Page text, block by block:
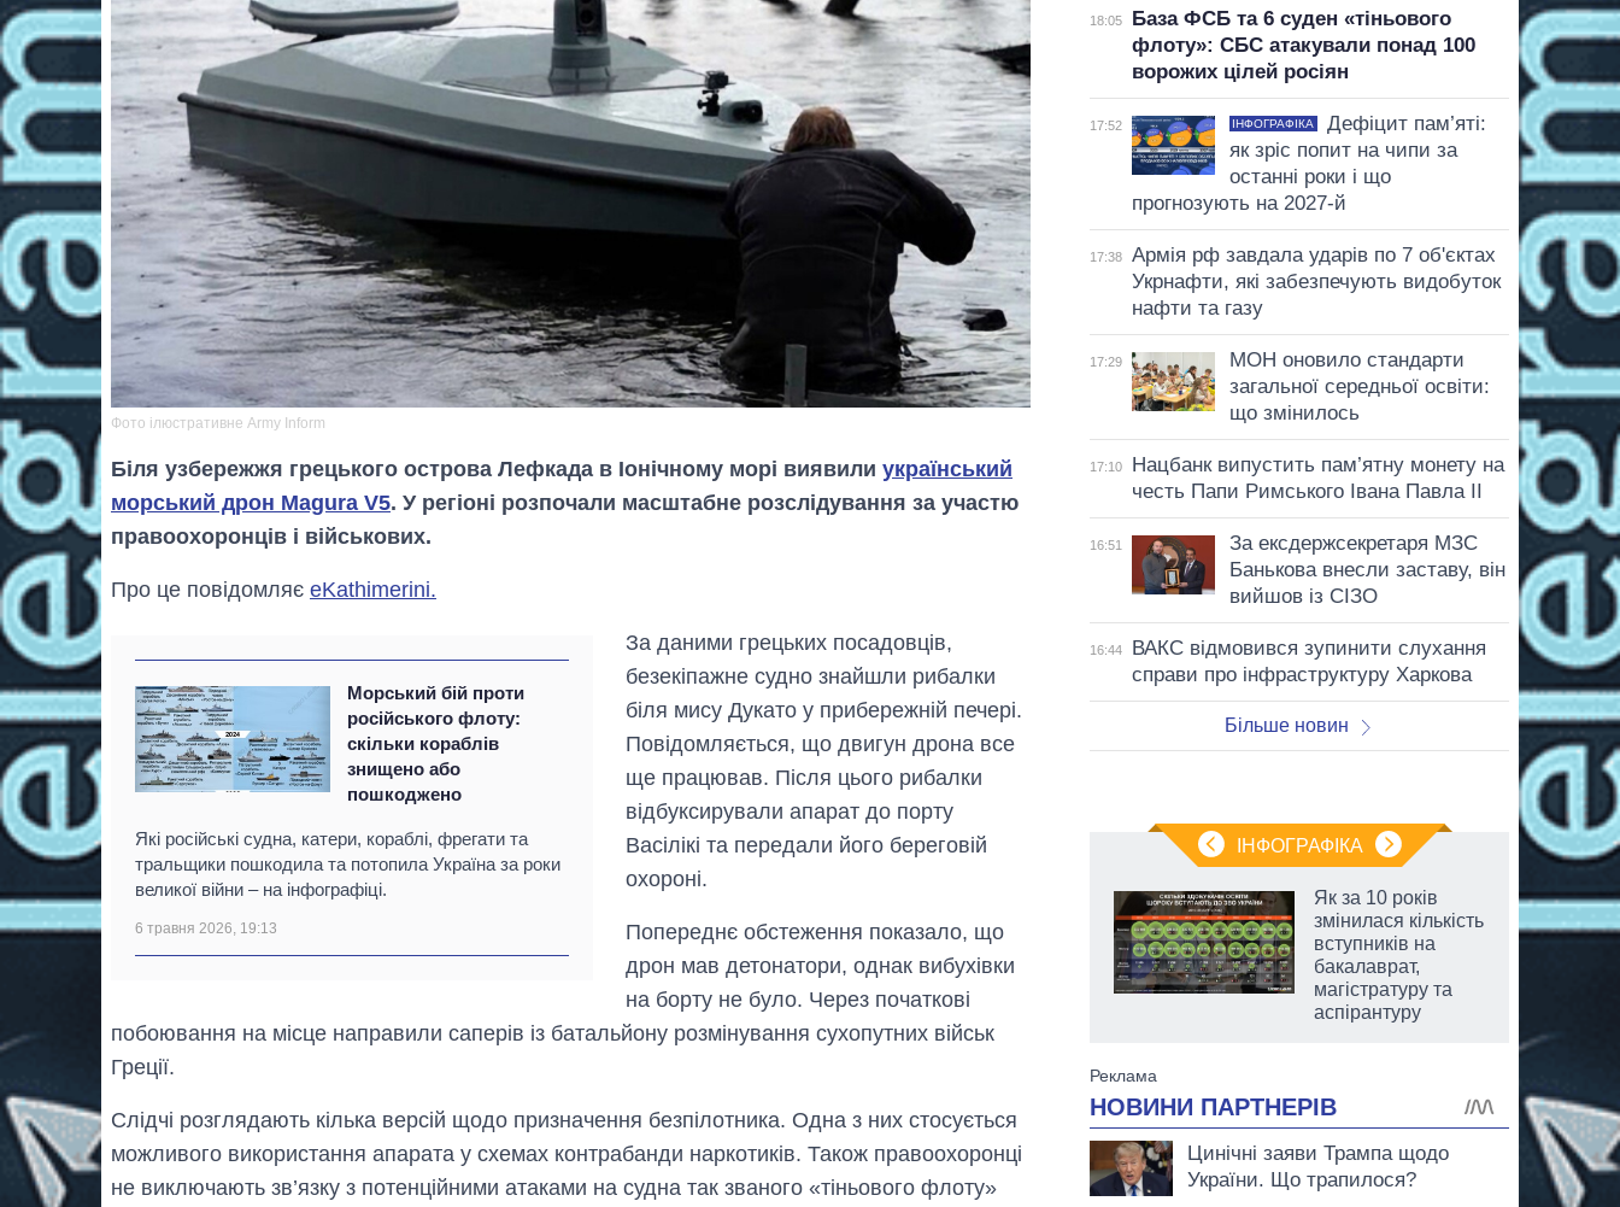
Фото ілюстративне Army Inform
Біля узбережжя грецького острова Лефкада в Іонічному морі виявили український
морський дрон Magura V5. У регіоні розпочали масштабне розслідування за участю
правоохоронців і військових.
Про це повідомляє eKathimerini.
Морський бій проти
російського флоту:
скільки кораблів
знищено або
пошкоджено
Які російські судна, катери, кораблі, фрегати та
тральщики пошкодила та потопила Україна за роки
великої війни – на інфографіці.
6 травня 2026, 19:13
За даними грецьких посадовців,
безекіпажне судно знайшли рибалки
біля мису Дукато у прибережній печері.
Повідомляється, що двигун дрона все
ще працював. Після цього рибалки
відбуксирували апарат до порту
Васілікі та передали його береговій
охороні.
Попереднє обстеження показало, що
дрон мав детонатори, однак вибухівки
на борту не було. Через початкові
побоювання на місце направили саперів із батальйону розмінування сухопутних військ
Греції.
Слідчі розглядають кілька версій щодо призначення безпілотника. Одна з них стосується
можливого використання апарата у схемах контрабанди наркотиків. Також правоохоронці
не виключають зв’язку з потенційними атаками на судна так званого «тіньового флоту»
18:05
База ФСБ та 6 суден «тіньового
флоту»: СБС атакували понад 100
ворожих цілей росіян
17:52 ІНФОГРАФІКА
Дефіцит пам’яті:
як зріс попит на чипи за
останні роки і що
прогнозують на 2027-й
17:38
Армія рф завдала ударів по 7 об'єктах
Укрнафти, які забезпечують видобуток
нафти та газу
17:29
МОН оновило стандарти
загальної середньої освіти:
що змінилось
17:10
Нацбанк випустить пам’ятну монету на
честь Папи Римського Івана Павла II
16:51
За ексдержсекретаря МЗС
Банькова внесли заставу, він
вийшов із СІЗО
16:44
ВАКС відмовився зупинити слухання
справи про інфраструктуру Харкова
Більше новин
ІНФОГРАФІКА
чипи за останні
роки і що
прогнозують на
2027-й
Як за 10 років
змінилася кількість
вступників на
бакалаврат,
магістратуру та
аспірантуру